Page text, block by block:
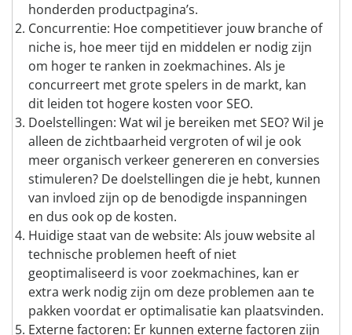
honderden productpagina’s.
Concurrentie: Hoe competitiever jouw branche of
niche is, hoe meer tijd en middelen er nodig zijn
om hoger te ranken in zoekmachines. Als je
concurreert met grote spelers in de markt, kan
dit leiden tot hogere kosten voor SEO.
Doelstellingen: Wat wil je bereiken met SEO? Wil je
alleen de zichtbaarheid vergroten of wil je ook
meer organisch verkeer genereren en conversies
stimuleren? De doelstellingen die je hebt, kunnen
van invloed zijn op de benodigde inspanningen
en dus ook op de kosten.
Huidige staat van de website: Als jouw website al
technische problemen heeft of niet
geoptimaliseerd is voor zoekmachines, kan er
extra werk nodig zijn om deze problemen aan te
pakken voordat er optimalisatie kan plaatsvinden.
Externe factoren: Er kunnen externe factoren zijn